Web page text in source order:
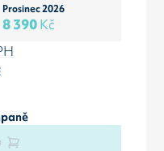
Prosinec 2026
8 390Kč